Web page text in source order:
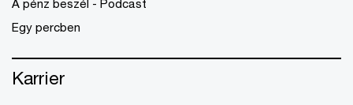
A pénz beszél - Podcast
Egy percben
Karrier